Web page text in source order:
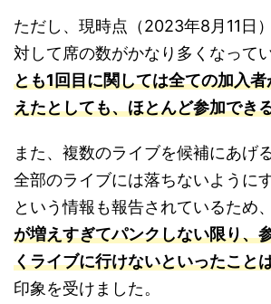
ただし、現時点（2023年8月11日
対して席の数がかなり多くなって
とも1回目に関しては全ての加入
えたとしても、ほとんど参加でき
また、複数のライブを候補にあげ
全部のライブには落ちないように
という情報も報告されているため、
が増えすぎてパンクしない限り、
くライブに行けないといったこと
印象を受けました。